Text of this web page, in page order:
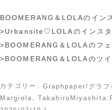
BOOMERANG＆LOLAのイン
>Urbansite♡LOLAのインスタ
>BOOMERANG＆LOLAのフ
>BOOMERANG＆LOLAのツイ
カテゴリー: Graphpaper/グラフ
Margiela ,